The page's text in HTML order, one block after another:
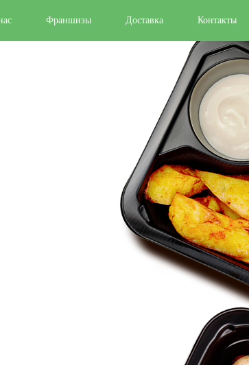
Франшизы Доставка Контакты